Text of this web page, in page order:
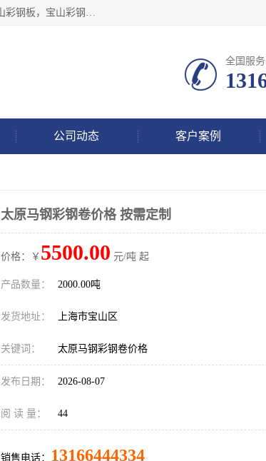
上海轩本实业有限公司于2017年注册地位于上海市宝山区，主要经营产品有：宝山彩钢卷，宝山镀铝锌，宝山彩钢板，宝山彩钢瓦等产品的生产和销售。
全国服
公司动态 客户案例
太原马钢彩钢卷价格 按需定制
价格：￥ 5500.00 元/吨 起
产品数量： 2000.00吨
发货地址： 上海市宝山区
关键词： 太原马钢彩钢卷价格
发布日期： 2026-08-07
阅 读 量： 44
销售电话： 13166444334